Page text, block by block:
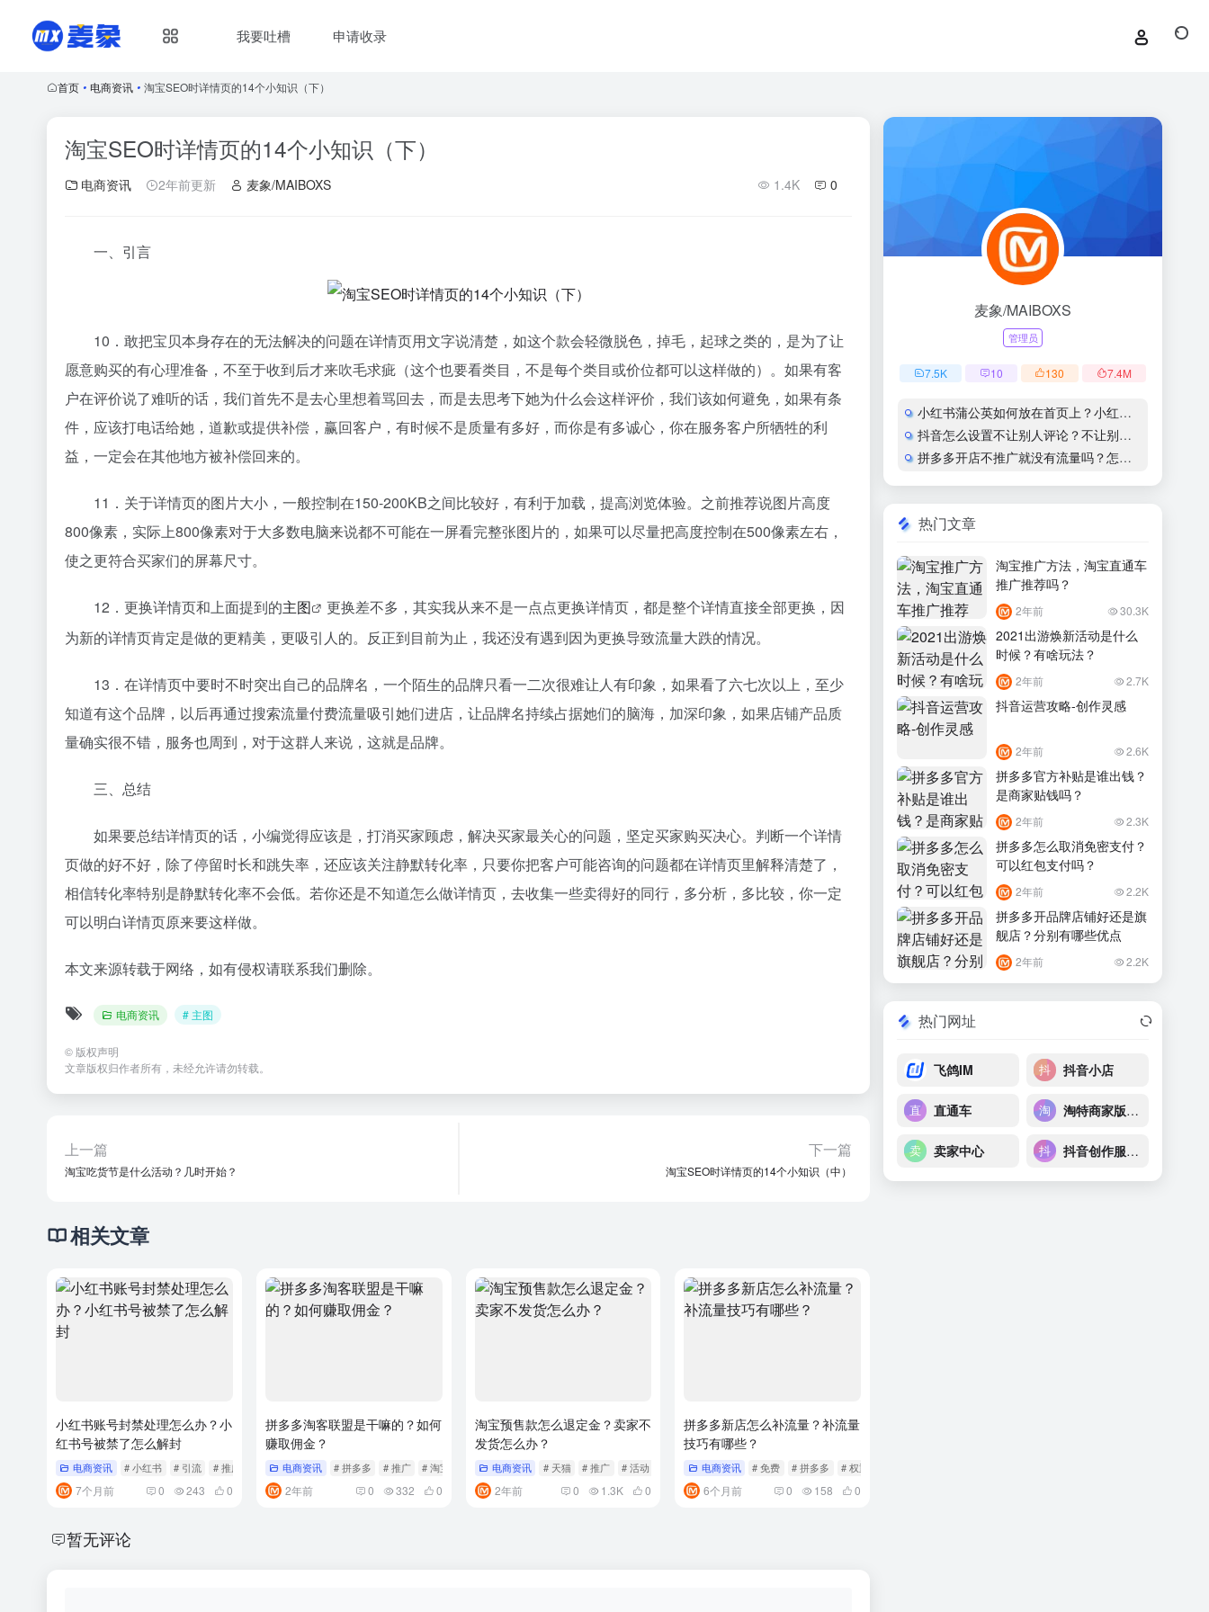
我要吐槽 申请收录
首页 • 电商资讯 • 淘宝SEO时详情页的14个小知识（下）
淘宝SEO时详情页的14个小知识（下）
电商资讯 2年前更新 麦象/MAIBOXS 1.4K 0
一、引言
10．敢把宝贝本身存在的无法解决的问题在详情页用文字说清楚，如这个款会轻微脱色，掉毛，起球之类的，是为了让
愿意购买的有心理准备，不至于收到后才来吹毛求疵（这个也要看类目，不是每个类目或价位都可以这样做的）。如果有客
户在评价说了难听的话，我们首先不是去心里想着骂回去，而是去思考下她为什么会这样评价，我们该如何避免，如果有条
件，应该打电话给她，道歉或提供补偿，赢回客户，有时候不是质量有多好，而你是有多诚心，你在服务客户所牺牲的利
益，一定会在其他地方被补偿回来的。
11．关于详情页的图片大小，一般控制在150-200KB之间比较好，有利于加载，提高浏览体验。之前推荐说图片高度
800像素，实际上800像素对于大多数电脑来说都不可能在一屏看完整张图片的，如果可以尽量把高度控制在500像素左右，
使之更符合买家们的屏幕尺寸。
12．更换详情页和上面提到的主图
更换差不多，其实我从来不是一点点更换详情页，都是整个详情直接全部更换，因
为新的详情页肯定是做的更精美，更吸引人的。反正到目前为止，我还没有遇到因为更换导致流量大跌的情况。
13．在详情页中要时不时突出自己的品牌名，一个陌生的品牌只看一二次很难让人有印象，如果看了六七次以上，至少
知道有这个品牌，以后再通过搜索流量付费流量吸引她们进店，让品牌名持续占据她们的脑海，加深印象，如果店铺产品质
量确实很不错，服务也周到，对于这群人来说，这就是品牌。
三、总结
如果要总结详情页的话，小编觉得应该是，打消买家顾虑，解决买家最关心的问题，坚定买家购买决心。判断一个详情
页做的好不好，除了停留时长和跳失率，还应该关注静默转化率，只要你把客户可能咨询的问题都在详情页里解释清楚了，
相信转化率特别是静默转化率不会低。若你还是不知道怎么做详情页，去收集一些卖得好的同行，多分析，多比较，你一定
可以明白详情页原来要这样做。
本文来源转载于网络，如有侵权请联系我们删除。
电商资讯 # 主图
© 版权声明
文章版权归作者所有，未经允许请勿转载。
上一篇
淘宝吃货节是什么活动？几时开始？
下一篇
淘宝SEO时详情页的14个小知识（中）
相关文章
小红书账号封禁处理怎么办？小
红书号被禁了怎么解封
电商资讯 # 小红书 # 引流 # 推广
7个月前 0 243 0
拼多多淘客联盟是干嘛的？如何
赚取佣金？
电商资讯 # 拼多多 # 推广 # 淘宝
2年前 0 332 0
淘宝预售款怎么退定金？卖家不
发货怎么办？
电商资讯 # 天猫 # 推广 # 活动
2年前 0 1.3K 0
拼多多新店怎么补流量？补流量
技巧有哪些？
电商资讯 # 免费 # 拼多多 # 权重
6个月前 0 158 0
暂无评论
麦象/MAIBOXS
管理员
7.5K 10 130 7.4M
小红书蒲公英如何放在首页上？小红书怎么开通蒲公英合作
抖音怎么设置不让别人评论？不让别人看作品会显示什么？
拼多多开店不推广就没有流量吗？怎么运营？
热门文章
淘宝推广方法，淘宝直通车
推广推荐吗？
2年前 30.3K
2021出游焕新活动是什么
时候？有啥玩法？
2年前 2.7K
抖音运营攻略-创作灵感
2年前 2.6K
拼多多官方补贴是谁出钱？
是商家贴钱吗？
2年前 2.3K
拼多多怎么取消免密支付？
可以红包支付吗？
2年前 2.2K
拼多多开品牌店铺好还是旗
舰店？分别有哪些优点
2年前 2.2K
热门网址
飞鸽IM 抖音小店
直通车 淘特商家版后台
卖家中心 抖音创作服务平台